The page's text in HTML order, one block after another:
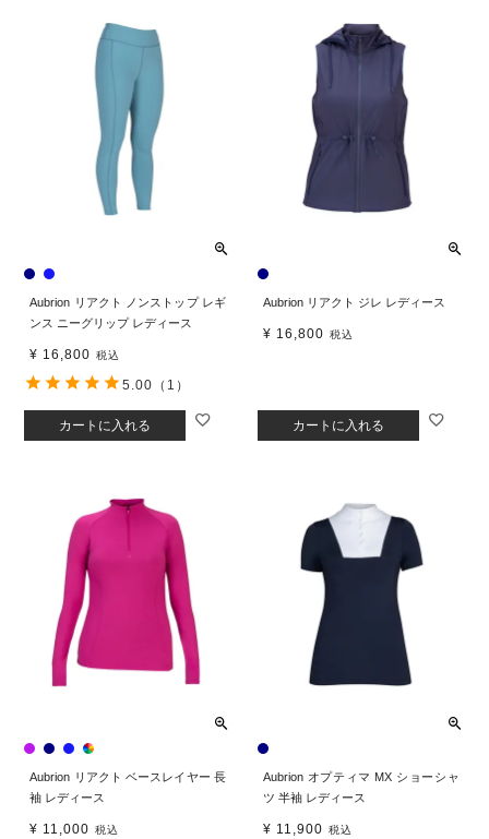
Aubrion リアクト ノンストップ レギ
ンス ニーグリップ レディース
¥ 16,800 税込
カートに入れる
5.00 （1）
Aubrion リアクト ジレ レディース
¥ 16,800 税込
カートに入れる
Aubrion リアクト ベースレイヤー 長
袖 レディース
¥ 11,000 税込
Aubrion オプティマ MX ショーシャ
ツ 半袖 レディース
¥ 11,900 税込